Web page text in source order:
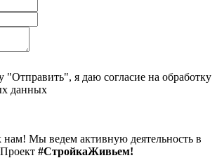
я даю согласие на обработку
данных
нам! Мы ведем активную деятельность в
#СтройкаЖивьем!